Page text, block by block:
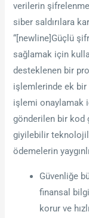
verilerin
siber saldırılara
“[newline]Güçlü
sağlamak için
desteklenen bir
işlemlerinde ek bir
işlemi onaylamak
gönderilen bir kod
giyilebilir
ödemelerin
Güvenliğe
finansal
korur ve